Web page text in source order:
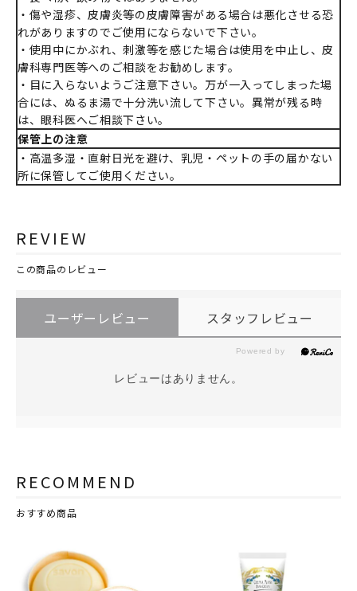
・傷や湿疹、皮膚炎等の皮膚障害がある場合は悪化させる恐
れがありますのでご使用にならないで下さい。
・使用中にかぶれ、刺激等を感じた場合は使用を中止し、皮
膚科専門医等へのご相談をお勧めします。
・目に入らないようご注意下さい。万が一入ってしまった場
合には、ぬるま湯で十分洗い流して下さい。異常が残る時
は、眼科医へご相談下さい。
保管上の注意
・高温多湿・直射日光を避け、乳児・ペットの手の届かない
所に保管してご使用ください。
REVIEW
この商品のレビュー
ユーザーレビュー スタッフレビュー
レビューはありません。
RECOMMEND
おすすめ商品